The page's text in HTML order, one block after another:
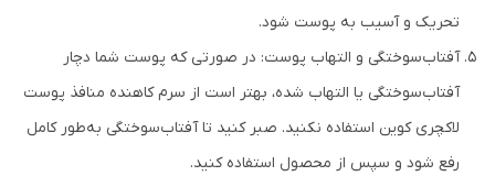
تحریک و آسیب به پوست شود.
آفتاب‌سوختگی و التهاب پوست: در صورتی که پوست شما دچار
آفتاب‌سوختگی یا التهاب شده، بهتر است از سرم کاهنده منافذ پوست
لاکچری کوین استفاده نکنید. صبر کنید تا آفتاب‌سوختگی به‌طور کامل
رفع شود و سپس از محصول استفاده کنید.